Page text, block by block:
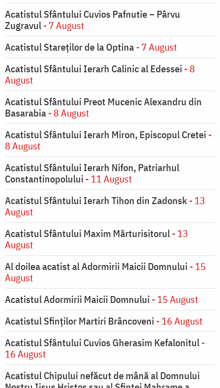
Acatistul Sfântului Cuvios Pafnutie – Pârvu
Zugravul- 7 August
Acatistul Stareţilor de la Optina- 7 August
Acatistul Sfântului Ierarh Calinic al Edessei - 8
August
Acatistul Sfântului Preot Mucenic Alexandru din
Basarabia- 8 August
Acatistul Sfântului Ierarh Miron, Episcopul Cretei -
8 August
Acatistul Sfântului Ierarh Nifon, Patriarhul
Constantinopolului - 11 August
Acatistul Sfântului Ierarh Tihon din Zadonsk- 13
August
Acatistul Sfântului Maxim Mărturisitorul- 13
August
Al doilea acatist al Adormirii Maicii Domnului - 15
August
Acatistul Adormirii Maicii Domnului - 15 August
Acatistul Sfinților Martiri Brâncoveni - 16 August
Acatistul Sfântului Cuvios Gherasim Kefalonitul-
16 August
Acatistul Chipului nefăcut de mână al Domnului